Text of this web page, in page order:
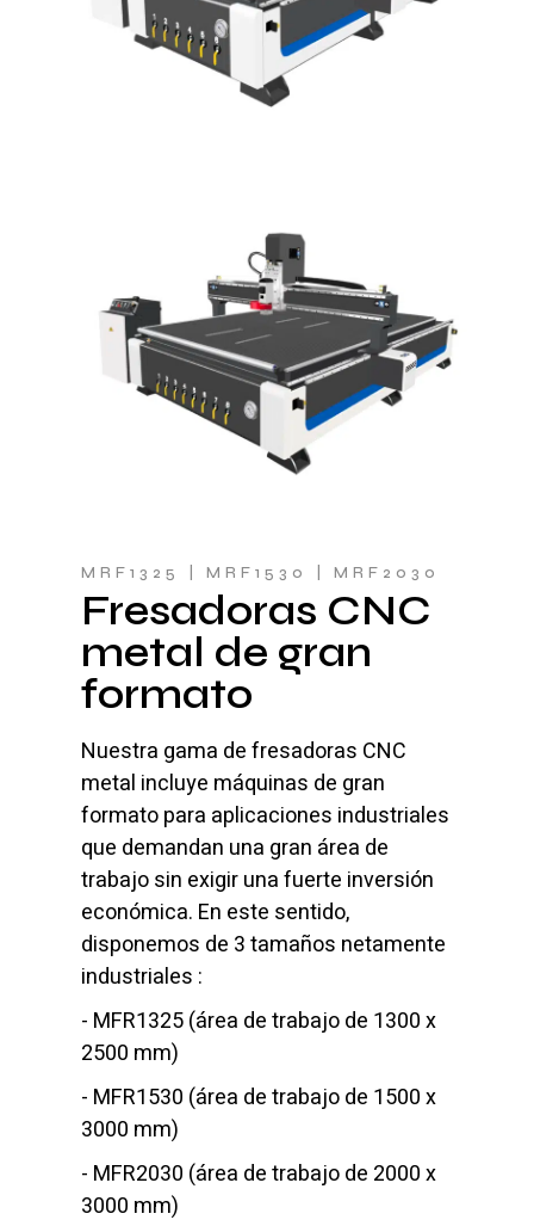
MRF1325 | MRF1530 | MRF2030
Fresadoras CNC
metal de gran
formato
Nuestra gama de fresadoras CNC
metal incluye máquinas de gran
formato para aplicaciones industriales
que demandan una gran área de
trabajo sin exigir una fuerte inversión
económica. En este sentido,
disponemos de 3 tamaños netamente
industriales :
- MFR1325 (área de trabajo de 1300 x
2500 mm)
- MFR1530 (área de trabajo de 1500 x
3000 mm)
- MFR2030 (área de trabajo de 2000 x
3000 mm)